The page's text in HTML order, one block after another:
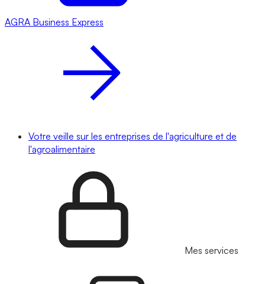
AGRA Business Express
Votre veille sur les entreprises de l'agriculture et de
l'agroalimentaire
Mes services